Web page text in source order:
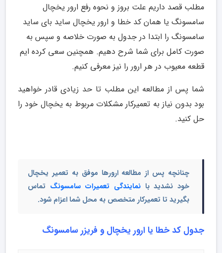
مطلب قصد داریم علت بروز و نحوه رفع ارور یخچال
سامسونگ یا همان کد خطا و ارور یخچال ساید بای ساید
سامسونگ را ابتدا در جدول به صورت خلاصه و سپس به
صورت کامل برای شما شرح دهیم. همچنین سعی کرده ایم
قطعه معیوب در هر ارور را نیز معرفی کنیم.
شما پس از مطالعه این مطلب تا حد زیادی قادر خواهید
بود بدون نیاز به تعمیرکار مشکلات مربوط به یخچال خود را
حل کنید.
چنانچه پس از مطالعه ارورها موفق به تعمیر یخچال
خود نشدید با نمایندگی تعمیرات سامسونگ تماس
بگیرید تا تعمیرکار متخصص به محل شما اعزام شود.
جدول کد خطا یا ارور یخچال و فریزر سامسونگ